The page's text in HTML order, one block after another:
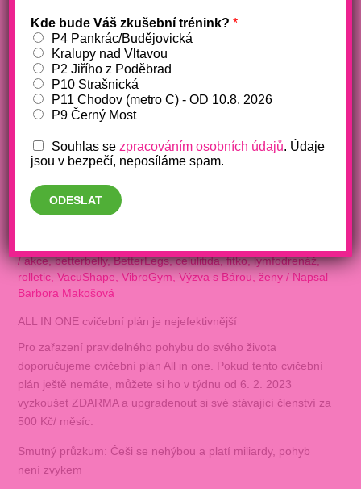
/akce,betterbelly,BetterLegs,celulitida,fitko,lymfodrenáž,
rolletic, VacuShape VibroGym Výzva s Bárou ženy/ Napsal
Barbora Makošová
ALL IN ONE cvičební plán je nejefektivnější
Pro zařazení pravidelného pohybu do svého života
doporučujeme cvičební plán All in one. Pokud tento cvičební
plán ještě nemáte, můžete si ho v týdnu od 6. 2. 2023
vyzkoušet ZDARMA a upgradenout si své stávající členství za
500 Kč/ měsíc.
Smutný průzkum: Češi se nehýbou a platí miliardy, pohyb
není zvykem
Kde bude Váš zkušební trénink?*
P4 Pankrác/Budějovická
Kralupy nad Vltavou
P2 Jiřího z Poděbrad
P10 Strašnická
P11 Chodov (metro C) - OD 10.8. 2026
P9 Černý Most
Souhlas sezpracováním osobních údajů. Údaje
jsou v bezpečí, neposíláme spam.
ODESLAT